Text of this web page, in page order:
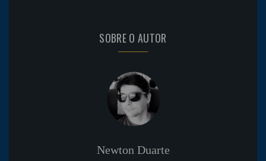
SOBRE O AUTOR
Newton Duarte